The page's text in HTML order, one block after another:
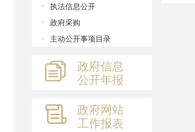
执法信息公开
政府采购
主动公开事项目录
政府信息
公开年报
政府网站
工作报表